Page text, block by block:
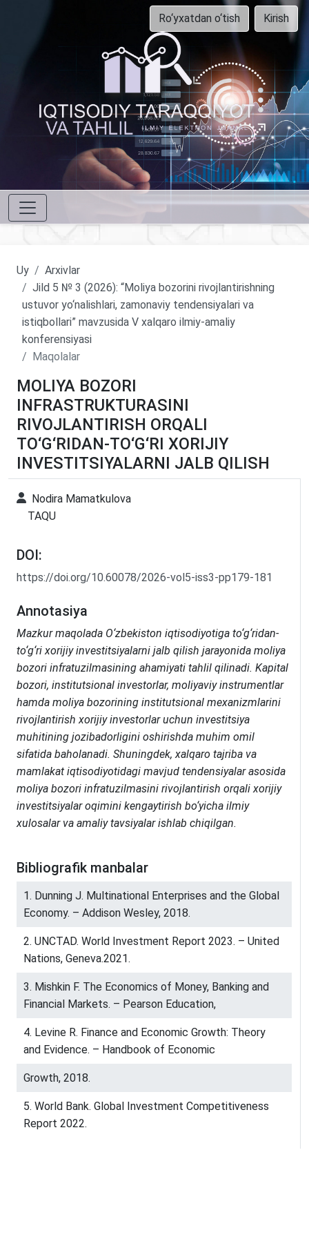
Ro‘yxatdan o‘tish Kirish
Uy
Arxivlar
Jild 5 № 3 (2026): “Moliya bozorini rivojlantirishning
ustuvor yo‘nalishlari, zamonaviy tendensiyalari va
istiqbollari” mavzusida V xalqaro ilmiy-amaliy
konferensiyasi
Maqolalar
MOLIYA BOZORI
INFRASTRUKTURASINI
RIVOJLANTIRISH ORQALI
TO‘G‘RIDAN-TO‘G‘RI XORIJIY
INVESTITSIYALARNI JALB QILISH
Nodira Mamatkulova
TAQU
DOI:
https://doi.org/10.60078/2026-vol5-iss3-pp179-181
Annotasiya
Mazkur maqolada O‘zbekiston iqtisodiyotiga to‘g‘ridan-
to‘g‘ri xorijiy investitsiyalarni jalb qilish jarayonida moliya
bozori infratuzilmasining ahamiyati tahlil qilinadi. Kapital
bozori, institutsional investorlar, moliyaviy instrumentlar
hamda moliya bozorining institutsional mexanizmlarini
rivojlantirish xorijiy investorlar uchun investitsiya
muhitining jozibadorligini oshirishda muhim omil
sifatida baholanadi. Shuningdek, xalqaro tajriba va
mamlakat iqtisodiyotidagi mavjud tendensiyalar asosida
moliya bozori infratuzilmasini rivojlantirish orqali xorijiy
investitsiyalar oqimini kengaytirish bo‘yicha ilmiy
xulosalar va amaliy tavsiyalar ishlab chiqilgan.
Bibliografik manbalar
1. Dunning J. Multinational Enterprises and the Global
Economy. – Addison Wesley, 2018.
2. UNCTAD. World Investment Report 2023. – United
Nations, Geneva.2021.
3. Mishkin F. The Economics of Money, Banking and
Financial Markets. – Pearson Education,
4. Levine R. Finance and Economic Growth: Theory
and Evidence. – Handbook of Economic
Growth, 2018.
5. World Bank. Global Investment Competitiveness
Report 2022.